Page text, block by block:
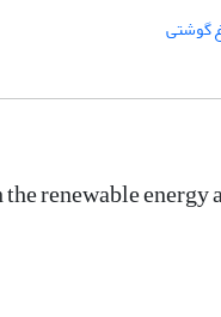
گوشتی
renewable